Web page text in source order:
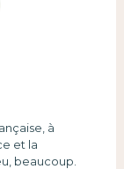
à
et la
beaucoup.